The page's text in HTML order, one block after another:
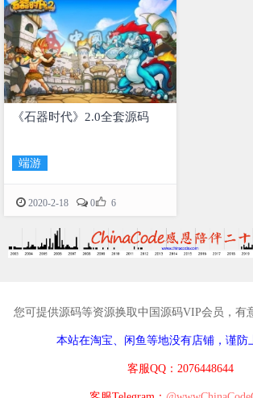
《石器时代》2.0全套源码
端游
2020-2-18 0 6
您可提供源码等资源换取中国源码VIP会员，有
本站在淘宝、闲鱼等地没有店铺，谨防
客服QQ：2076448644